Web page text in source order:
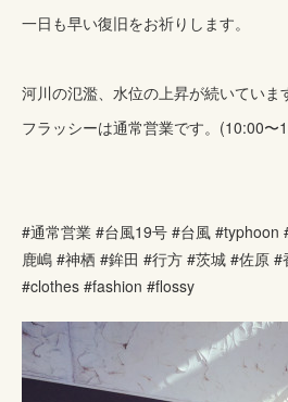
一日も早い復旧をお祈りします。
河川の氾濫、水位の上昇が続いていま
フラッシーは通常営業です。(10:00〜
#通常営業 #台風19号 #台風
鹿嶋 #神栖 #鉾田 #行方 #茨城 #佐原
#clothes #fashion #flossy